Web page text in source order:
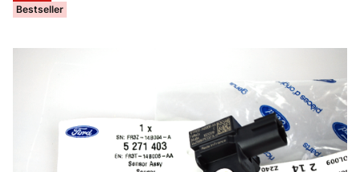
Bestseller